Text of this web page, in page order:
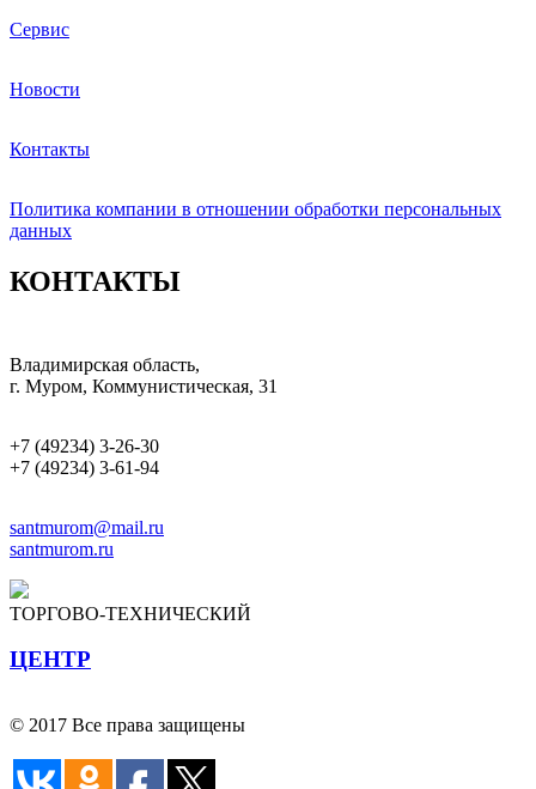
Сервис
Новости
Контакты
Политика компании в отношении обработки персональных
данных
КОНТАКТЫ
Владимирская область,
г. Муром, Коммунистическая, 31
+7 (49234) 3-26-30
+7 (49234) 3-61-94
santmurom@mail.ru
santmurom.ru
ТОРГОВО-ТЕХНИЧЕСКИЙ
ЦЕНТР
© 2017 Все права защищены